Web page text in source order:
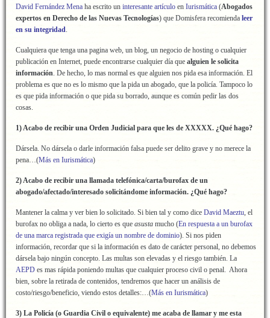
David Fernández Mena ha escrito un interesante artículo en Iurismática (Abogados
expertos en Derecho de las Nuevas Tecnologías) que Domisfera recomienda leer
en su integridad.
Cualquiera que tenga una pagina web, un blog, un negocio de hosting o cualquier
publicación en Internet, puede encontrarse cualquier día que alguien le solicita
información. De hecho, lo mas normal es que alguien nos pida esa información. El
problema es que no es lo mismo que la pida un abogado, que la policía. Tampoco lo
es que pida información o que pida su borrado, aunque es común pedir las dos
cosas.
1) Acabo de recibir una Orden Judicial para que les de XXXXX. ¿Qué hago?
Dársela. No dársela o darle información falsa puede ser delito grave y no merece la
pena…(Más en Iurismática)
2) Acabo de recibir una llamada telefónica/carta/burofax de un
abogado/afectado/interesado solicitándome información. ¿Qué hago?
Mantener la calma y ver bien lo solicitado. Si bien tal y como dice David Maeztu, el
burofax no obliga a nada, lo cierto es que asusta mucho (En respuesta a un burofax
de una marca registrada que exigía un nombre de dominio). Si nos piden
información, recordar que si la información es dato de carácter personal, no debemos
dársela bajo ningún concepto. Las multas son elevadas y el riesgo también. La
AEPD es mas rápida poniendo multas que cualquier proceso civil o penal. Ahora
bien, sobre la retirada de contenidos, tendremos que hacer un análisis de
costo/riesgo/beneficio, viendo estos detalles:…(Más en Iurismática)
3) La Policía (o Guardia Civil o equivalente) me acaba de llamar y me esta